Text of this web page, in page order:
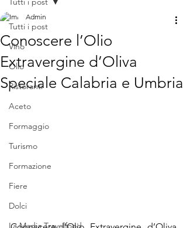
Tutti i post
Vino
Olio
Ristoranti
Aceto
Formaggio
Turismo
Formazione
Fiere
Dolci
La Madia Travelfood
Conoscere l’Olio
Extravergine d’Oliva
Speciale Calabria e Umbria
Admin